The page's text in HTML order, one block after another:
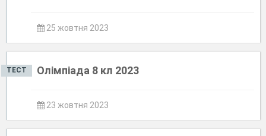
25 жовтня 2023
ТЕСТ Олімпіада 8 кл 2023
23 жовтня 2023